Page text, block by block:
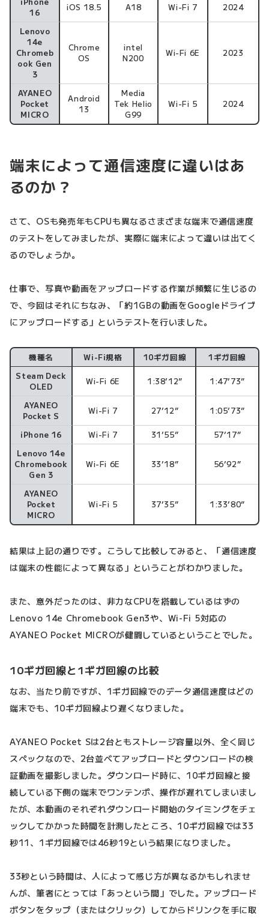
16
iOS 18.5 A18 Wi-Fi 7 2024
Lenovo
14e
Chromeb
ook Gen
3
Chrome
OS
intel
N200
Wi-Fi 6E 2023
AYANEO
Pocket
MICRO
Android
13
Media
Tek Helio
G99
Wi-Fi 5 2024
端末によって通信速度に違いはあ
るのか？
さて、OSも発売年もCPUも異なるさまざまな端末で通信速度
のテストをしてみましたが、実際に端末によって違いは出てく
るのでしょうか。
仕事で、写真や動画をアップロードする作業が頻繁に生じるの
で、今回はそれにちなみ、「約1GBの動画をGoogleドライブ
にアップロードする」というテストを行いました。
機種名 Wi-Fi規格 10ギガ回線
1ギガ回線
Steam Deck
OLED
Wi-Fi 6E 1:38’12” 1:47’73”
AYANEO
Pocket S
Wi-Fi 7 27’12” 1:05’73”
iPhone 16 Wi-Fi 7 31’55”
57’17”
Lenovo 14e
Chromebook
Gen 3
Wi-Fi 6E 33’18” 56’92”
AYANEO
Pocket
MICRO
Wi-Fi 5 37’35” 1:33’80”
結果は上記の通りです。こうして比較してみると、「通信速度
は端末の性能によって異なる」ということがわかりました。
また、意外だったのは、非力なCPUを搭載しているはずの
Lenovo 14e Chromebook Gen3や、Wi-Fi 5対応の
AYANEO Pocket MICROが健闘しているということでした。
10ギガ回線と1ギガ回線の比較
なお、当たり前ですが、1ギガ回線でのデータ通信速度はどの
端末でも、10ギガ回線より遅くなりました。
AYANEO Pocket Sは2台ともストレージ容量以外、全く同じ
スペックなので、2台並べてアップロードとダウンロードの検
証動画を撮影しました。ダウンロード時に、10ギガ回線と接
続している下側の端末でワンテンポ、操作が遅れてしまいまし
たが、本動画のそれぞれダウンロード開始のタイミングをチェ
ックしてかかった時間を計測したところ、10ギガ回線では33
秒11、1ギガ回線では46秒19という結果になりました。
33秒という時間は、人によって感じ方が異なるかもしれませ
んが、筆者にとっては「あっという間」でした。アップロード
ボタンをタップ（またはクリック）してからドリンクを手に取